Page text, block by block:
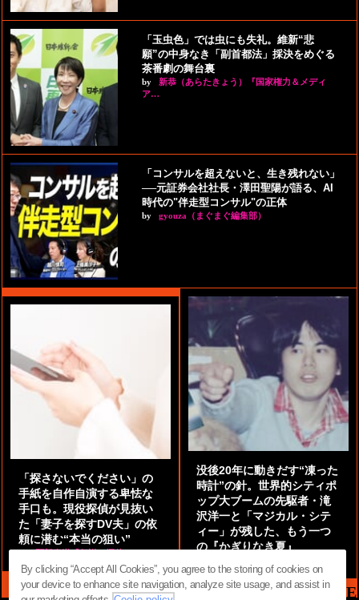
「玉虫色」では虫にも失礼。維新“悲
願”の中身なき「副首都法」採決をめぐる
茶番劇の舞台裏
by
新恭（あらたきょう）『国家権力＆メディ
ア…
「コンサルを超えないと、生き残れない」
──元証券会社社長・澤田聖陽が語る、AI
時代の"伴走型コンサル"の正体
by gyouza（まぐまぐ編集部）
「探さないでください」の
手紙を自作自演する卑怯な
手口も。現役探偵が見抜い
た「妻子を探すDV夫」の依
頼に潜む“本当の狙い”
by 阿部泰尚『伝説の探偵』
没後20年に動きだす“凍った
時計”の針。世界的シティポ
ップ大ブームの先駆者・滝
沢洋一と「マジカル・シテ
ィー」が残した、もう一つ
の『かぎりなき夏』
MAG2 NEWS HEADLINE
By clicking “Accept All Cookies”, you agree to the storing of cookies on
your device to enhance site navigation, analyze site usage, and assist in